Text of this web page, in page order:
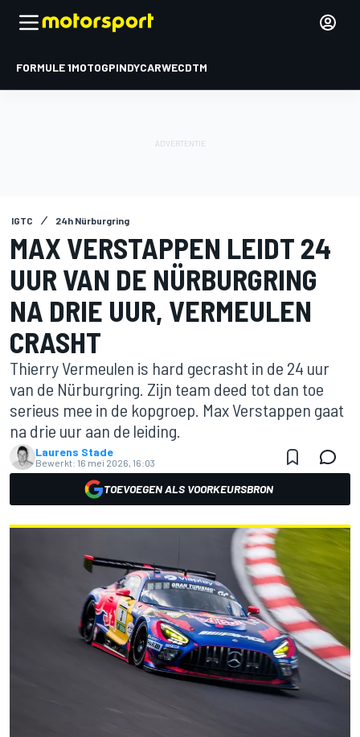
FORMULE 1MOTOGPINDYCARWECDTM
IGTC 24h Nürburgring
MAX VERSTAPPEN LEIDT 24
UUR VAN DE NÜRBURGRING
NA DRIE UUR, VERMEULEN
CRASHT
Thierry Vermeulen is hard gecrasht in de 24 uur
van de Nürburgring. Zijn team deed tot dan toe
serieus mee in de kopgroep. Max Verstappen gaat
na drie uur aan de leiding.
Laurens Stade
Bewerkt: 16 mei 2026, 16:03
TOEVOEGEN ALS VOORKEURSBRON